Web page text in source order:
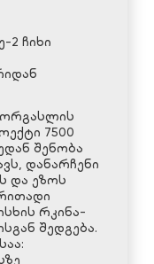
2 ჩიხი
7500
შენობა
დანარჩენი
და ეზოს
რკინა-
შედგება.